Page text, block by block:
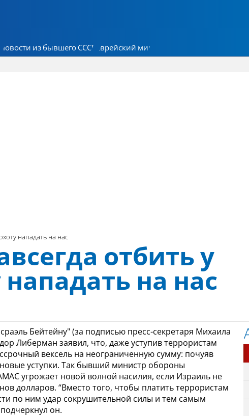
Новости из бывшего СССР Еврейский мир
нападать на нас
отбить у
на нас
Бейтейну" (за подписью пресс-секретаря Михаила
Либерман заявил, что, даже уступив террористам
вексель на неограниченную сумму: почуяв
уступки. Так бывший министр обороны
угрожает новой волной насилия, если Израиль не
долларов. “Вместо того, чтобы платить террористам
по ним удар сокрушительной силы и тем самым
он.